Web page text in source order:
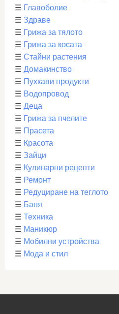
☰ Главоболие
☰ Здраве
☰ Грижа за тялото
☰ Грижа за косата
☰ Стайни растения
☰ Домакинство
☰ Пухкави продукти
☰ Водопровод
☰ Деца
☰ Грижа за пчелите
☰ Прасета
☰ Красота
☰ Зайци
☰ Кулинарни рецепти
☰ Ремонт
☰ Редуциране на теглото
☰ Баня
☰ Техника
☰ Маникюр
☰ Мобилни устройства
☰ Мода и стил